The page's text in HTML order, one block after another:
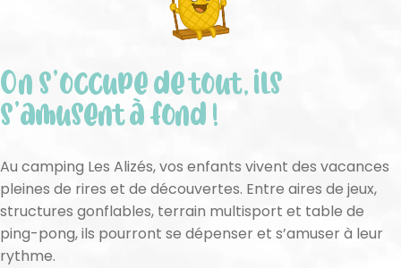
On s’occupe de tout, ils
s’amusent à fond !
Au camping Les Alizés, vos enfants vivent des vacances
pleines de rires et de découvertes. Entre aires de jeux,
structures gonflables, terrain multisport et table de
ping-pong, ils pourront se dépenser et s’amuser à leur
rythme.